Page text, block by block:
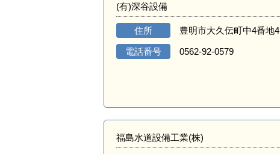
(有)深谷設備
住所 豊明市大久伝町中4番地4
電話番号 0562-92-0579
福島水道設備工業(株)